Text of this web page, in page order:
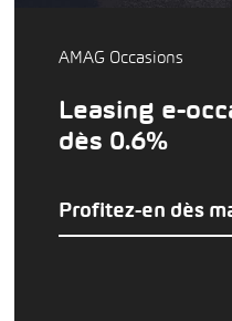
AMAG Occasions
Leasing e-
dès 0.6%
Profitez-en dès